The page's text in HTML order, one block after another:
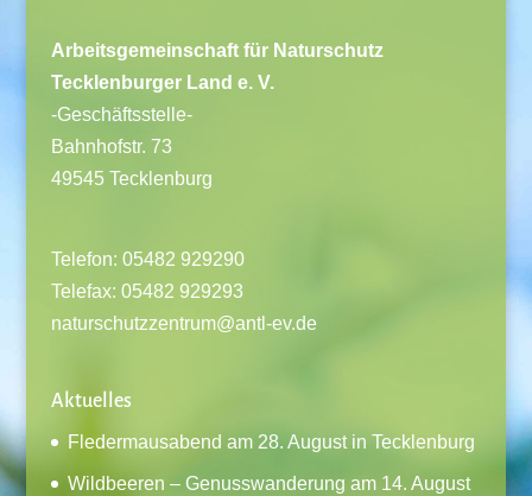
Arbeitsgemeinschaft für Naturschutz
Tecklenburger Land e. V.
-Geschäftsstelle-
Bahnhofstr. 73
49545 Tecklenburg
Telefon: 05482 929290
Telefax: 05482 929293
naturschutzzentrum@antl-ev.de
Aktuelles
Fledermausabend am 28. August in Tecklenburg
Wildbeeren – Genusswanderung am 14. August